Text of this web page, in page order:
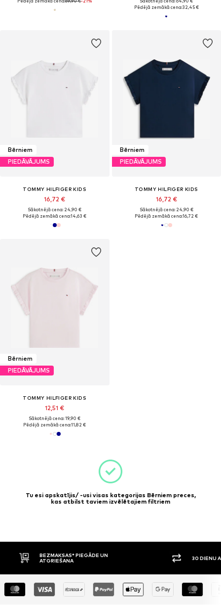
Pēdējā zemākā cena:32,45 €
Bērniem
PIEDĀVĀJUMS
TOMMY HILFIGER KIDS
16,72 €
Sākotnējā cena: 24,90 €
Pēdējā zemākā cena:14,63 €
Bērniem
PIEDĀVĀJUMS
TOMMY HILFIGER KIDS
16,72 €
Sākotnējā cena: 24,90 €
Pēdējā zemākā cena:16,72 €
Bērniem
PIEDĀVĀJUMS
TOMMY HILFIGER KIDS
12,51 €
Sākotnējā cena: 19,90 €
Pēdējā zemākā cena:11,82 €
Tu esi apskatījis/ -usi visas kategorijas Bērniem preces,
kas atbilst taviem izvēlētajiem filtriem
BEZMAKSAS* PIEGĀDE UN
ATGRIEŠANA
30 DIENU